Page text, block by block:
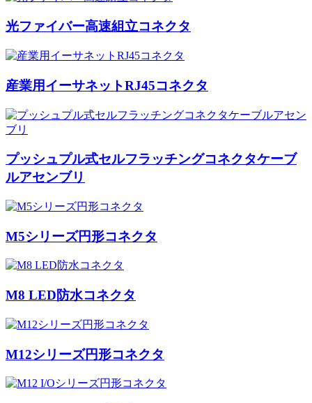
光ファイバー高速組立コネクタ
産業用イーサネットRJ45コネクタ
プッシュプル式セルフラッチングコネクタケーブ
ルアセンブリ
M5シリーズ円形コネクタ
M8 LED防水コネクタ
M12シリーズ円形コネクタ